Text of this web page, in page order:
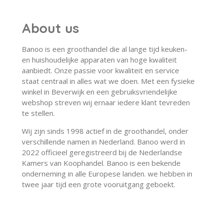
About us
Banoo is een groothandel die al lange tijd keuken-
en huishoudelijke apparaten van hoge kwaliteit
aanbiedt. Onze passie voor kwaliteit en service
staat centraal in alles wat we doen. Met een fysieke
winkel in Beverwijk en een gebruiksvriendelijke
webshop streven wij ernaar iedere klant tevreden
te stellen.
Wij zijn sinds 1998 actief in de groothandel, onder
verschillende namen in Nederland. Banoo werd in
2022 officieel geregistreerd bij de Nederlandse
Kamers van Koophandel. Banoo is een bekende
onderneming in alle Europese landen. we hebben in
twee jaar tijd een grote vooruitgang geboekt.